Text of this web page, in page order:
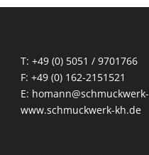
T: +49 (0) 5051 / 9701766
F: +49 (0) 162-2151521
E:
www.schmuckwerk-kh.de